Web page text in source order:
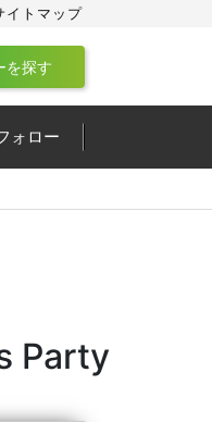
イトマップ
を探す
ォロー
Party